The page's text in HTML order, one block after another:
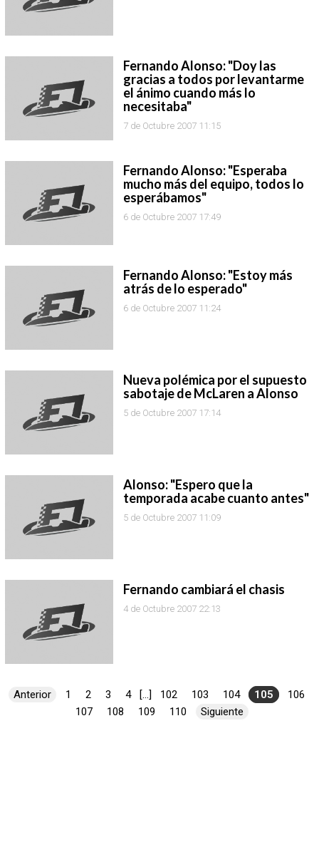
Fernando Alonso: "Doy las
gracias a todos por levantarme
el ánimo cuando más lo
necesitaba"
7 de Octubre 2007 11:15
Fernando Alonso: "Esperaba
mucho más del equipo, todos lo
esperábamos"
6 de Octubre 2007 17:49
Fernando Alonso: "Estoy más
atrás de lo esperado"
6 de Octubre 2007 11:24
Nueva polémica por el supuesto
sabotaje de McLaren a Alonso
5 de Octubre 2007 17:14
Alonso: "Espero que la
temporada acabe cuanto antes"
5 de Octubre 2007 11:09
Fernando cambiará el chasis
4 de Octubre 2007 22:13
Anterior 1 2 3 4 [...] 102 103 104 105
106
107
108 109 110 Siguiente